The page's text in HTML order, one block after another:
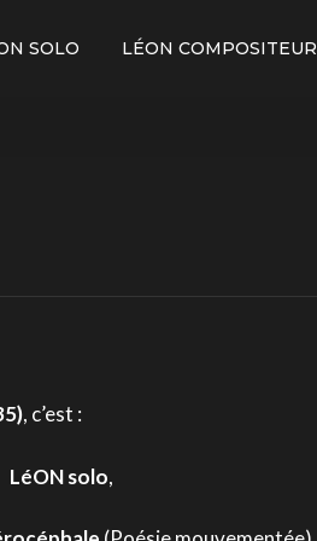
SOLO LÉON COMPOSITEUR
, c’est :
LéON solo,